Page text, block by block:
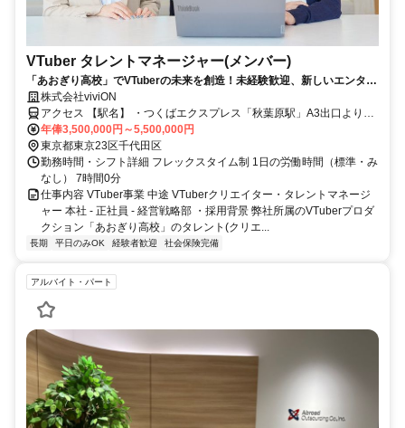
VTuber タレントマネージャー(メンバー)
「あおぎり高校」でVTuberの未来を創造！未経験歓迎、新しいエンタメ
を共に。
株式会社viviON
アクセス 【駅名】 ・つくばエクスプレス「秋葉原駅」A3出口より徒
歩1分・JR線「秋葉原駅」中央改札口より徒歩2分・日比谷線「秋葉
原駅」2番出口より徒歩2分・都営新宿線「岩本町駅」A3出口より徒
歩6分・銀座線「末広町駅」1番出口より徒歩6分【アクセス】 オフィ
ス所在地 本社：101-0022 東京都千代田区神田練塀町300 住友不動産
秋葉原駅前ビル12階 分室：101-0022 東京都千代田区神田練塀町3富
士ソフト秋葉原ビル16階 ※転勤はありません
年俸3,500,000円～5,500,000円
東京都東京23区千代田区
勤務時間・シフト詳細 フレックスタイム制 1日の労働時間（標準・み
なし） 7時間0分
仕事内容 VTuber事業 中途 VTuberクリエイター・タレントマネージ
ャー 本社 - 正社員 - 経営戦略部 ・採用背景 弊社所属のVTuberプロダ
クション「あおぎり高校」のタレント(クリエ...
長期 平日のみOK 経験者歓迎 社会保険完備
アルバイト・パート